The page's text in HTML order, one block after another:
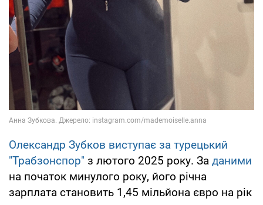
Олександр Зубков виступає за турецький
"Трабзонспор" з лютого 2025 року. За даними
на початок минулого року, його річна
зарплата становить 1,45 мільйона євро на рік